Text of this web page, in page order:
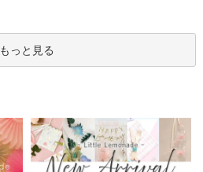
もっと見る